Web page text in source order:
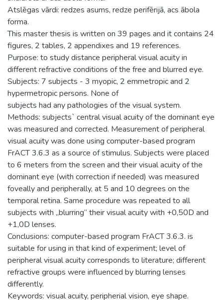
Atslēgas vārdi: redzes asums, redze perifērijā, acs ābola
forma.
This master thesis is written on 39 pages and it contains 24
figures, 2 tables, 2 appendixes and 19 references.
Purpose: to study distance peripheral visual acuity in
different refractive conditions of the free and blurred eye.
Subjects: 7 subjects - 3 myopic, 2 emmetropic and 2
hypermetropic persons. None of
subjects had any pathologies of the visual system.
Methods: subjects` central visual acuity of the dominant eye
was measured and corrected. Measurement of peripheral
visual acuity was done using computer-based program
FrACT 3.6.3 as a source of stimulus. Subjects were placed
to 6 meters from the screen and their visual acuity of the
dominant eye (with correction if needed) was measured
foveally and peripherally, at 5 and 10 degrees on the
temporal retina. Same procedure was repeated to all
subjects with „blurring“ their visual acuity with +0,50D and
+1,0D lenses.
Conclusions: computer-based program FrACT 3.6.3. is
suitable for using in that kind of experiment; level of
peripheral visual acuity corresponds to literature; different
refractive groups were influenced by blurring lenses
differently.
Keywords: visual acuity, peripherial vision, eye shape.